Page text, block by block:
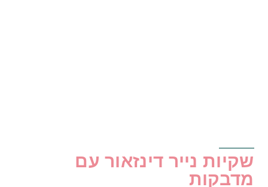
שקיות נייר דינזאור עם
מדבקות